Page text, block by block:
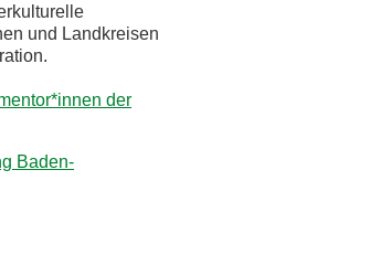
und Landkreisen
der
Baden-